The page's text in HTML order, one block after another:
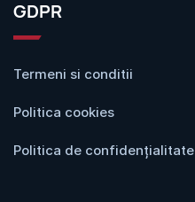
GDPR
Termeni si conditii
Politica cookies
Politica de confidențialitate